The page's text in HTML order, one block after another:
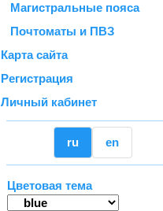
Магистральные пояса
Почтоматы и ПВЗ
Карта сайта
Регистрация
Личный кабинет
ru en
Цветовая тема